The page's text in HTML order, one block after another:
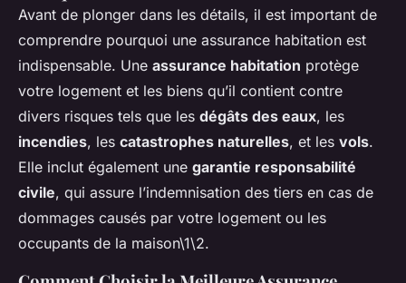
Avant de plonger dans les détails, il est important de
comprendre pourquoi une assurance habitation est
indispensable. Une assurance habitation protège
votre logement et les biens qu’il contient contre
divers risques tels que les dégâts des eaux, les
incendies, les catastrophes naturelles, et les vols.
Elle inclut également une garantie responsabilité
civile, qui assure l’indemnisation des tiers en cas de
dommages causés par votre logement ou les
occupants de la maison\1\2.